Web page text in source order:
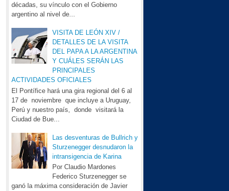
décadas, su vínculo con el Gobierno
argentino al nivel de...
VISITA DE LEÓN XIV /
DETALLES DE LA VISITA
DEL PAPA A LA ARGENTINA
Y CUÁLES SERÁN LAS
PRINCIPALES
ACTIVIDADES OFICIALES
El Pontífice hará una gira regional del 6 al
17 de noviembre que incluye a Uruguay,
Perú y nuestro país, donde visitará la
Ciudad de Bue...
Las desventuras de Bullrich y
Sturzenegger desnudaron la
intransigencia de Karina
Por Claudio Mardones
Federico Sturzenegger se
ganó la máxima consideración de Javier